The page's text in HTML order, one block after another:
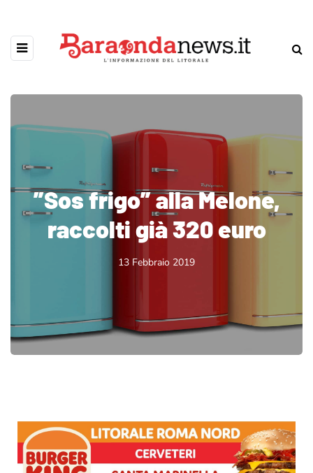
”Sos frigo” alla Melone,
raccolti già 320 euro
13 Febbraio 2019